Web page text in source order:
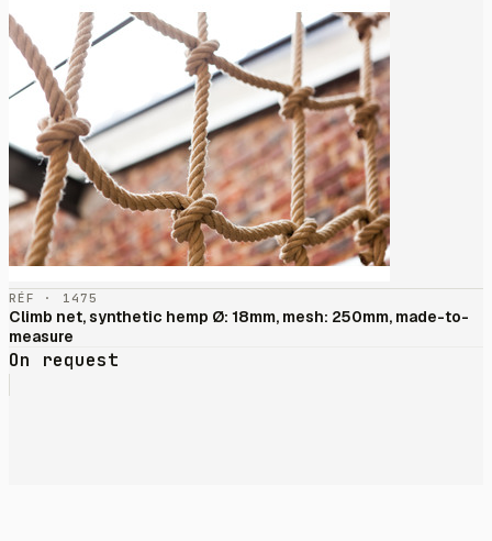
RÉF · 1475
Climb net, synthetic hemp Ø: 18mm, mesh: 250mm, made-to-
measure
On request